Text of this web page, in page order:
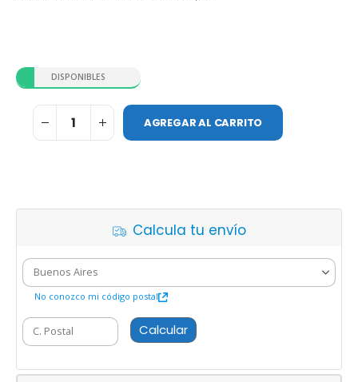
DISPONIBLES
AGREGAR AL CARRITO
Calcula tu envío
No conozco mi código postal
Calcular